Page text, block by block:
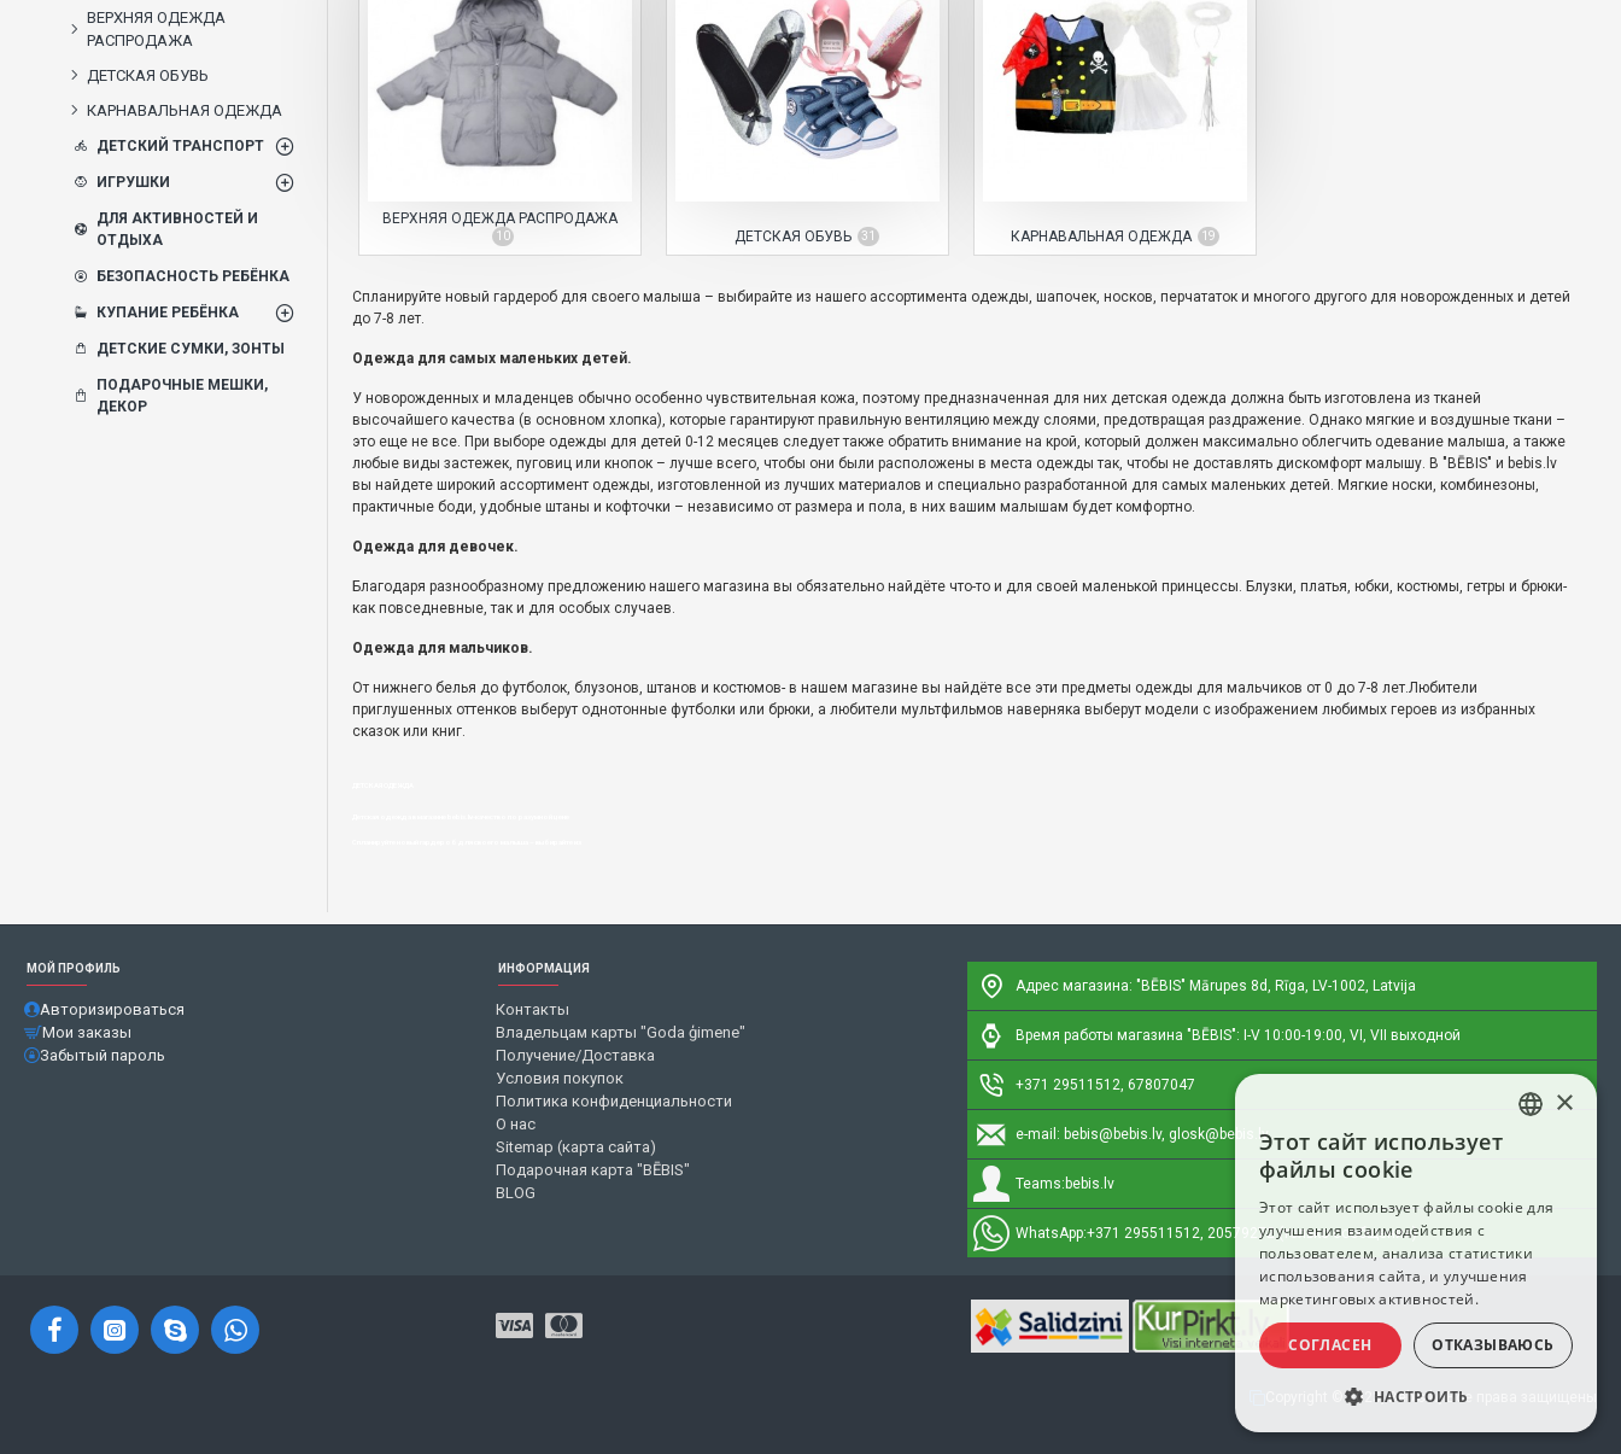
ВЕРХНЯЯ ОДЕЖДА
РАСПРОДАЖА
ДЕТСКАЯ ОБУВЬ
КАРНАВАЛЬНАЯ ОДЕЖДА
ДЕТСКИЙ ТРАНСПОРТ
ИГРУШКИ
ДЛЯ АКТИВНОСТЕЙ И
ОТДЫХА
БЕЗОПАСНОСТЬ РЕБЁНКА
КУПАНИЕ РЕБЁНКА
ДЕТСКИЕ СУМКИ, ЗОНТЫ
ПОДАРОЧНЫЕ МЕШКИ,
ДЕКОР
Спланируйте новый гардероб для своего малыша – выбирайте из нашего ассортимента одежды, шапочек, носков, перчататок и многого другого для новорожденных и детей
до 7-8 лет.
Одежда для самых маленьких детей.
У новорожденных и младенцев обычно особенно чувствительная кожа, поэтому предназначенная для них детская одежда должна быть изготовлена ​​из тканей
высочайшего качества (в основном хлопка), которые гарантируют правильную вентиляцию между слоями, предотвращая раздражение. Однако мягкие и воздушные ткани –
это еще не все. При выборе одежды для детей 0-12 месяцев следует также обратить внимание на крой, который должен максимально облегчить одевание малыша, а также
любые виды застежек, пуговиц или кнопок – лучше всего, чтобы они были расположены в места одежды так, чтобы не доставлять дискомфорт малышу. В "BĒBIS" и bebis.lv
вы найдете широкий ассортимент одежды, изготовленной из лучших материалов и специально разработанной для самых маленьких детей. Мягкие носки, комбинезоны,
практичные боди, удобные штаны и кофточки – независимо от размера и пола, в них вашим малышам будет комфортно.
Одежда для девочек.
Благодаря разнообразному предложению нашего магазина вы обязательно найдёте что-то и для своей маленькой принцессы. Блузки, платья, юбки, костюмы, гетры и брюки-
как повседневные, так и для особых случаев.
Одежда для мальчиков.
От нижнего белья до футболок, блузонов, штанов и костюмов- в нашем магазине вы найдёте все эти предметы одежды для мальчиков от 0 до 7-8 лет.Любители
приглушенных оттенков выберут однотонные футболки или брюки, а любители мультфильмов наверняка выберут модели с изображением любимых героев из избранных
сказок или книг.
ВЕРХНЯЯ ОДЕЖДА РАСПРОДАЖА
10 ДЕТСКАЯ ОБУВЬ 31 КАРНАВАЛЬНАЯ ОДЕЖДА 19
МОЙ ПРОФИЛЬ
Авторизироваться
Мои заказы
Забытый пароль
ИНФОРМАЦИЯ
Контакты
Владельцам карты "Goda ģimene"
Получение/Доставка
Условия покупок
Политика конфиденциальности
О нас
Sitemap (карта сайта)
Подарочная карта "BĒBIS"
BLOG
Адрес магазина: "BĒBIS" Mārupes 8d, Rīga, LV-1002, Latvija
Время работы магазина "BĒBIS": I-V 10:00-19:00, VI, VII выходной
+371 29511512, 67807047
e-mail: bebis@bebis.lv, glosk@bebis.lv
Teams: bebis.lv
WhatsApp:+371 295511512, 20579272 (только сообщения)
Copyright © 2023, Bebis.lv, Все права защищены
×
Этот сайт использует
файлы cookie
Этот сайт использует файлы cookie для
улучшения взаимодействия с
пользователем, анализа статистики
использования сайта, и улучшения
маркетинговых активностей.
СОГЛАСЕН ОТКАЗЫВАЮСЬ
НАСТРОИТЬ